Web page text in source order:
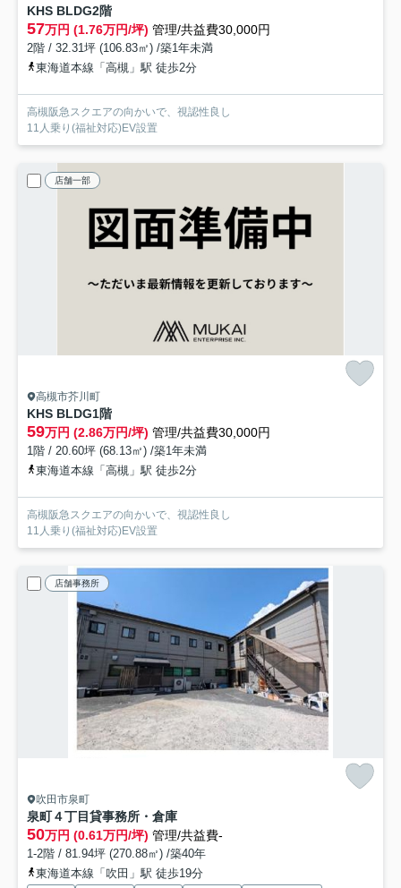
KHS BLDG2階
57万円 (1.76万円/坪) 管理/共益費30,000円
2階 / 32.31坪 (106.83㎡) /築1年未満
東海道本線「高槻」駅 徒歩2分
高槻阪急スクエアの向かいで、視認性良し
11人乗り(福祉対応)EV設置
店舗一部
高槻市芥川町
KHS BLDG1階
59万円 (2.86万円/坪) 管理/共益費30,000円
1階 / 20.60坪 (68.13㎡) /築1年未満
東海道本線「高槻」駅 徒歩2分
高槻阪急スクエアの向かいで、視認性良し
11人乗り(福祉対応)EV設置
店舗事務所
吹田市泉町
泉町４丁目貸事務所・倉庫
50万円 (0.61万円/坪) 管理/共益費-
1-2階 / 81.94坪 (270.88㎡) /築40年
東海道本線「吹田」駅 徒歩19分